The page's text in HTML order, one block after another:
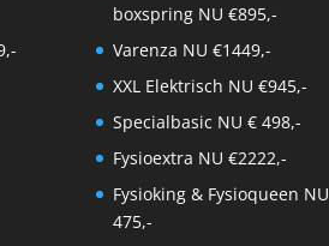
boxspring NU €895,-
Varenza NU €1449,-
XXL Elektrisch NU €945,-
Specialbasic NU € 498,-
Fysioextra NU €2222,-
Fysioking & Fysioqueen
475,-